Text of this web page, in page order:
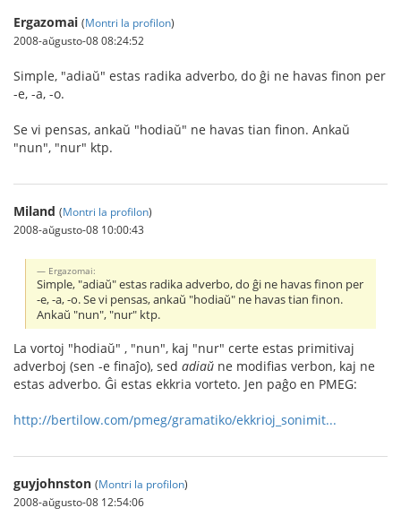
Ergazomai (Montri la profilon)
2008-aŭgusto-08 08:24:52
Simple, "adiaŭ" estas radika adverbo, do ĝi ne havas finon per
-e, -a, -o.
Se vi pensas, ankaŭ "hodiaŭ" ne havas tian finon. Ankaŭ
"nun", "nur" ktp.
Miland (Montri la profilon)
2008-aŭgusto-08 10:00:43
Ergazomai:
Simple, "adiaŭ" estas radika adverbo, do ĝi ne havas finon per
-e, -a, -o. Se vi pensas, ankaŭ "hodiaŭ" ne havas tian finon.
Ankaŭ "nun", "nur" ktp.
La vortoj "hodiaŭ" , "nun", kaj "nur" certe estas primitivaj
adverboj (sen -e finaĵo), sed adiaŭ ne modifias verbon, kaj ne
estas adverbo. Ĝi estas ekkria vorteto. Jen paĝo en PMEG:
http://bertilow.com/pmeg/gramatiko/ekkrioj_sonimit...
guyjohnston (Montri la profilon)
2008-aŭgusto-08 12:54:06